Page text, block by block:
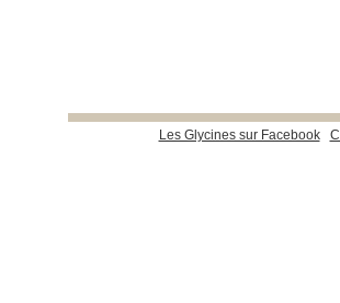
Les Glycines sur Facebook